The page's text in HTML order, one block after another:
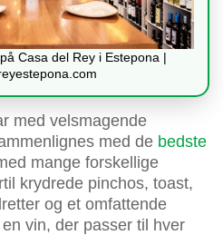
Casa del Rey i Estepona |
med velsmagende
med de bedste
mange forskellige
krydrede pinchos, toast,
og et omfattende
vin, der passer til hver